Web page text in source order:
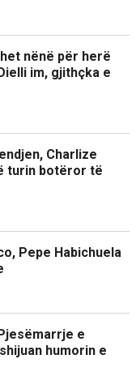
nënë për herë
im, gjithçka e
Charlize
turin botëror të
Pepe Habichuela
e
humorin e